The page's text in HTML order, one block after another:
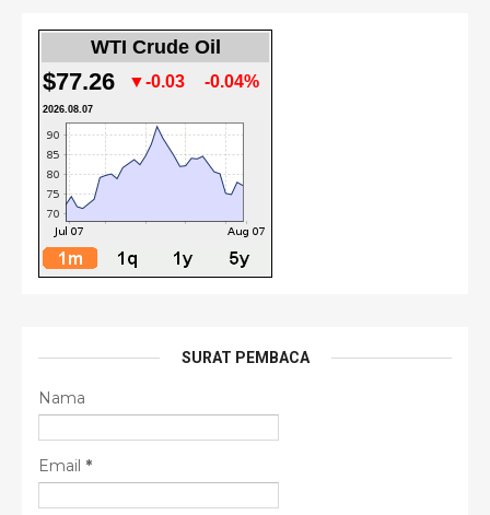
WTI Crude Oil
$77.26 ▼-0.03 -0.04%
2026.08.07
SURAT PEMBACA
Nama
Email *